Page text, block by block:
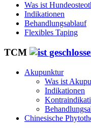
Was ist
Indikationen
Behandlungsablauf
Flexibles Taping
TCM
Akupunktur
Was ist
Indikationen
Chinesische